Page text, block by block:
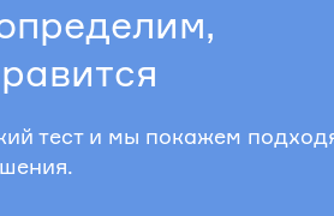
тест и мы покажем